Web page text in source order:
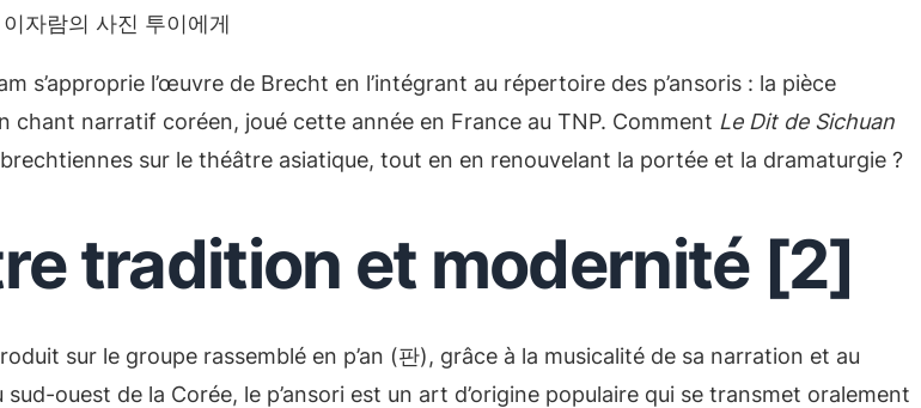
이자람의 사진 투이에게
s’approprie l’œuvre de Brecht en l’intégrant au répertoire des p’ansoris : la pièce
narratif coréen, joué cette année en France au TNP. Comment Le Dit de Sichuan
sur le théâtre asiatique, tout en en renouvelant la portée et la dramaturgie ?
tradition et modernité [2]
sur le groupe rassemblé en p’an (판), grâce à la musicalité de sa narration et au
ouest de la Corée, le p’ansori est un art d’origine populaire qui se transmet oralement